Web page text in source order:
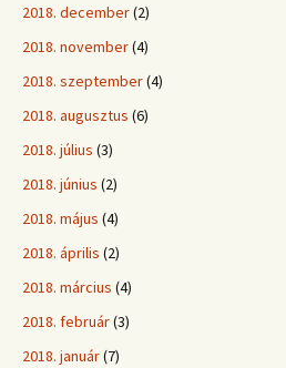
2018. december(2)
2018. november(4)
2018. szeptember(4)
2018. augusztus (6)
2018. július (3)
2018. június (2)
2018. május (4)
2018. április (2)
2018. március (4)
2018. február(3)
2018. január(7)